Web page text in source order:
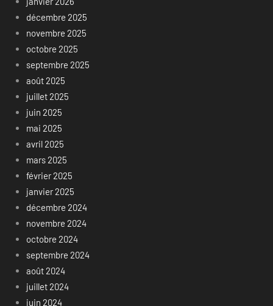
décembre 2025
novembre 2025
octobre 2025
septembre 2025
août 2025
juillet 2025
juin 2025
mai 2025
avril 2025
mars 2025
février 2025
janvier 2025
décembre 2024
novembre 2024
octobre 2024
septembre 2024
août 2024
juillet 2024
juin 2024